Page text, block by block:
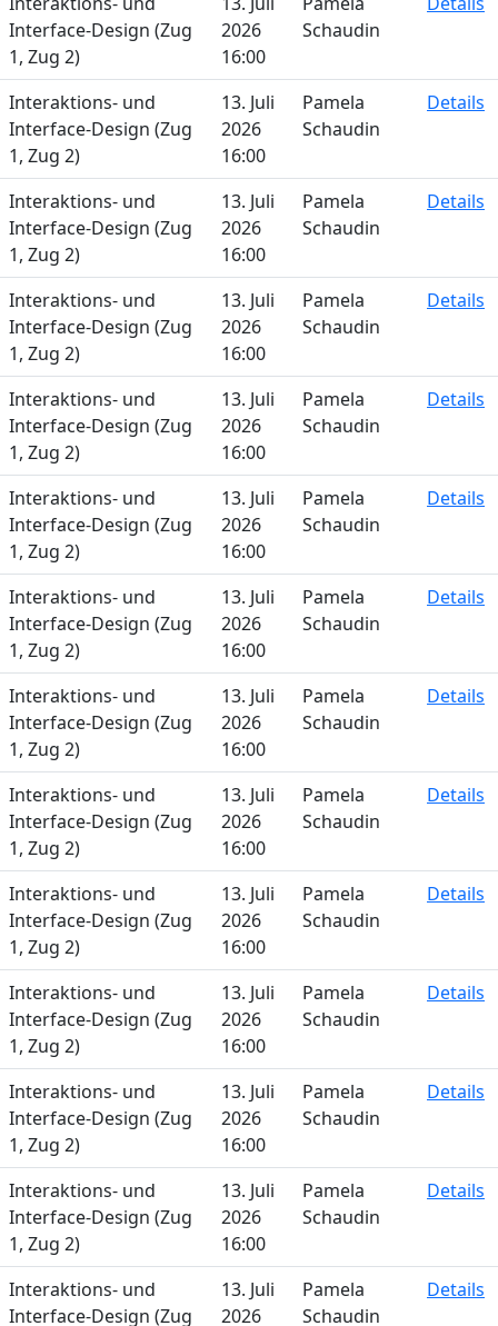
Interface-Design (Zug
1, Zug 2)
2026
16:00
Schaudin
Interaktions- und
Interface-Design (Zug
1, Zug 2)
13. Juli
2026
16:00
Pamela
Schaudin
Details
Interaktions- und
Interface-Design (Zug
1, Zug 2)
13. Juli
2026
16:00
Pamela
Schaudin
Details
Interaktions- und
Interface-Design (Zug
1, Zug 2)
13. Juli
2026
16:00
Pamela
Schaudin
Details
Interaktions- und
Interface-Design (Zug
1, Zug 2)
13. Juli
2026
16:00
Pamela
Schaudin
Details
Interaktions- und
Interface-Design (Zug
1, Zug 2)
13. Juli
2026
16:00
Pamela
Schaudin
Details
Interaktions- und
Interface-Design (Zug
1, Zug 2)
13. Juli
2026
16:00
Pamela
Schaudin
Details
Interaktions- und
Interface-Design (Zug
1, Zug 2)
13. Juli
2026
16:00
Pamela
Schaudin
Details
Interaktions- und
Interface-Design (Zug
1, Zug 2)
13. Juli
2026
16:00
Pamela
Schaudin
Details
Interaktions- und
Interface-Design (Zug
1, Zug 2)
13. Juli
2026
16:00
Pamela
Schaudin
Details
Interaktions- und
Interface-Design (Zug
1, Zug 2)
13. Juli
2026
16:00
Pamela
Schaudin
Details
Interaktions- und
Interface-Design (Zug
1, Zug 2)
13. Juli
2026
16:00
Pamela
Schaudin
Details
Interaktions- und
Interface-Design (Zug
1, Zug 2)
13. Juli
2026
16:00
Pamela
Schaudin
Details
Interaktions- und
Interface-Design (Zug
13. Juli
2026
Pamela
Schaudin
Details